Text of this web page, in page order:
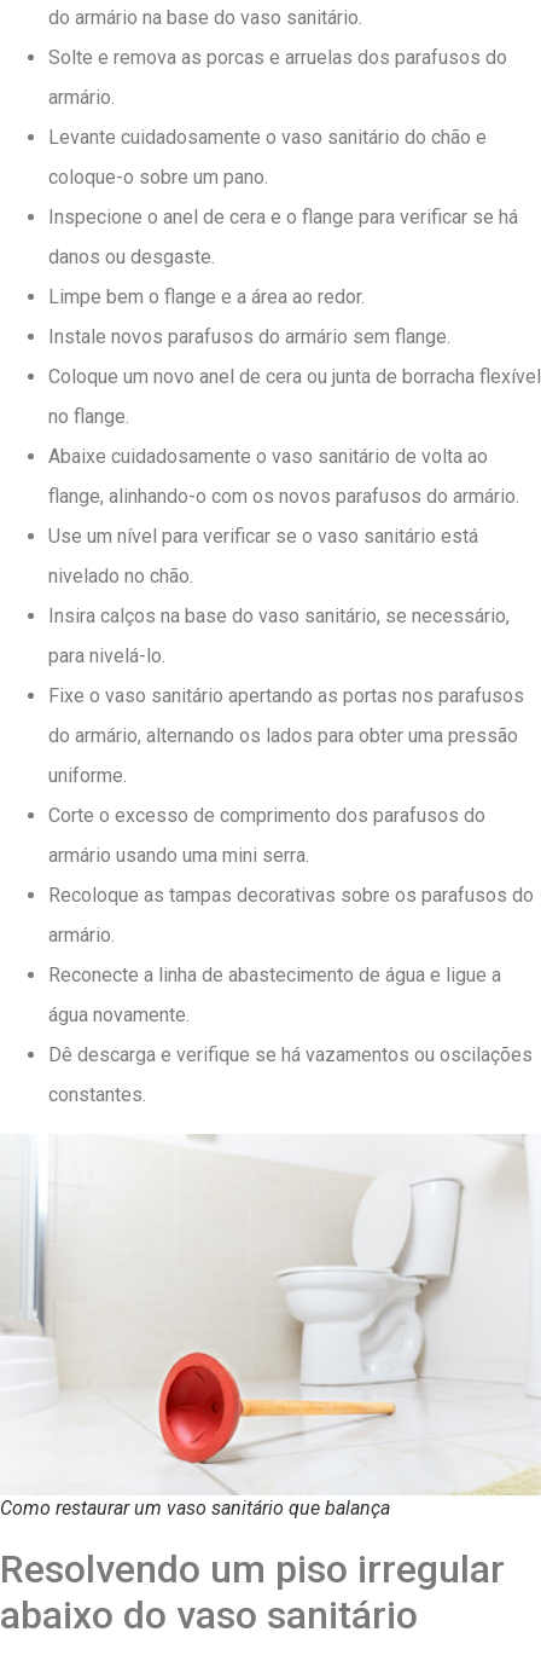
do armário na base do vaso sanitário.
Solte e remova as porcas e arruelas dos parafusos do
armário.
Levante cuidadosamente o vaso sanitário do chão e
coloque-o sobre um pano.
Inspecione o anel de cera e o flange para verificar se há
danos ou desgaste.
Limpe bem o flange e a área ao redor.
Instale novos parafusos do armário sem flange.
Coloque um novo anel de cera ou junta de borracha flexível
no flange.
Abaixe cuidadosamente o vaso sanitário de volta ao
flange, alinhando-o com os novos parafusos do armário.
Use um nível para verificar se o vaso sanitário está
nivelado no chão.
Insira calços na base do vaso sanitário, se necessário,
para nivelá-lo.
Fixe o vaso sanitário apertando as portas nos parafusos
do armário, alternando os lados para obter uma pressão
uniforme.
Corte o excesso de comprimento dos parafusos do
armário usando uma mini serra.
Recoloque as tampas decorativas sobre os parafusos do
armário.
Reconecte a linha de abastecimento de água e ligue a
água novamente.
Dê descarga e verifique se há vazamentos ou oscilações
constantes.
Como restaurar um vaso sanitário que balança
Resolvendo um piso irregular
abaixo do vaso sanitário